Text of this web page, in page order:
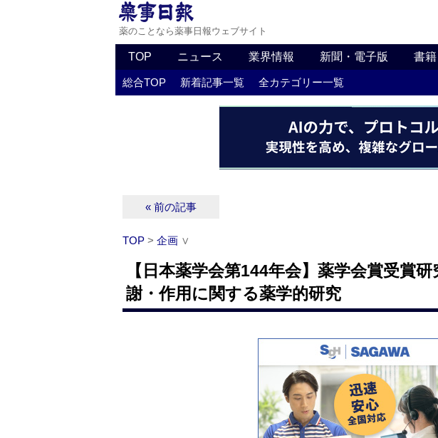
薬のことなら薬事日報ウェブサイト
TOP ニュース 業界情報 新聞・電子版 書
総合TOP 新着記事一覧 全カテゴリー一覧
« 前の記事
TOP > 企画 ∨
【日本薬学会第144年会】薬学会賞受賞
謝・作用に関する薬学的研究